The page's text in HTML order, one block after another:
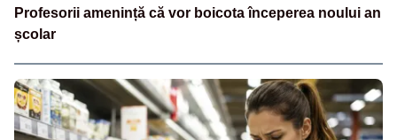
Profesorii amenință că vor boicota începerea noului an
școlar